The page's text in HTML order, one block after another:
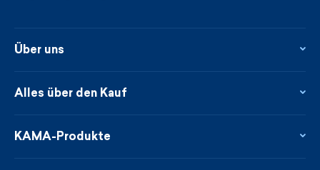
Über uns
Kontakte
Neuheiten
Alles über den Kauf
Treueprogramm
KAMA-Produkte